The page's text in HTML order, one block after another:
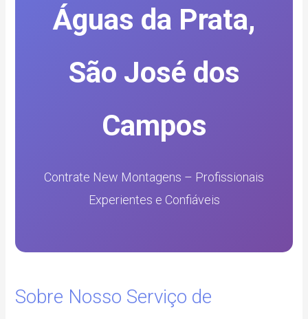
Águas da Prata,
São José dos
Campos
Contrate New Montagens – Profissionais
Experientes e Confiáveis
Sobre Nosso Serviço de